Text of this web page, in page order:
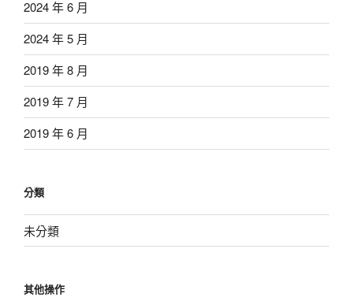
2024 年 6 月
2024 年 5 月
2019 年 8 月
2019 年 7 月
2019 年 6 月
分類
未分類
其他操作